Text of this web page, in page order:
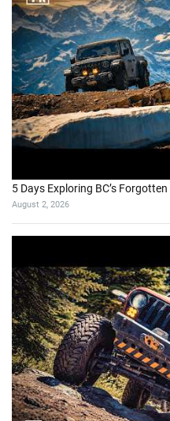
5 Days Exploring BC’s Forgotten
August 2, 2026